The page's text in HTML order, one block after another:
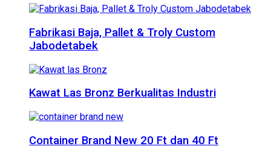
Fabrikasi Baja, Pallet & Troly Custom
Jabodetabek
Kawat Las Bronz Berkualitas Industri
Container Brand New 20 Ft dan 40 Ft